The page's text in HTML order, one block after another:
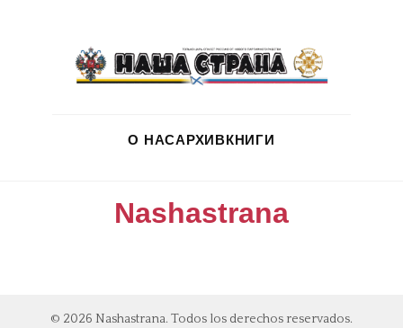
О НАСАРХИВКНИГИ
Nashastrana
© 2026 Nashastrana. Todos los derechos reservados.